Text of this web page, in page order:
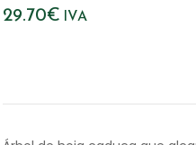
29.70€ IVA